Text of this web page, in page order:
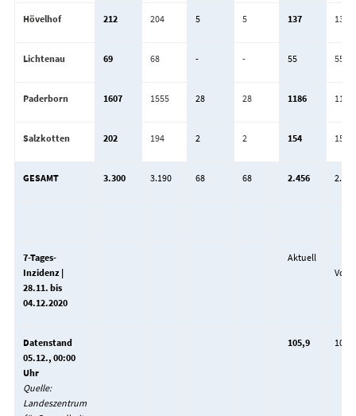
Hövelhof 212 204 5 5 137 135
Lichtenau 69 68 - - 55 55
Paderborn 1607 1555 28 28 1186 1173
Salzkotten 202 194 2 2 154 153
GESAMT 3.300 3.190 68 68 2.456 2.425
7-Tages-
Inzidenz |
28.11. bis
04.12.2020
Aktuell
Datenstand
05.12., 00:00
Uhr
Quelle:
Landeszentrum
105,9 102,3